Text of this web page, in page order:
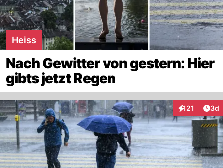
Heiss
Nach Gewitter von gestern: Hier
gibts jetzt Regen
121
Interaktionen
3d